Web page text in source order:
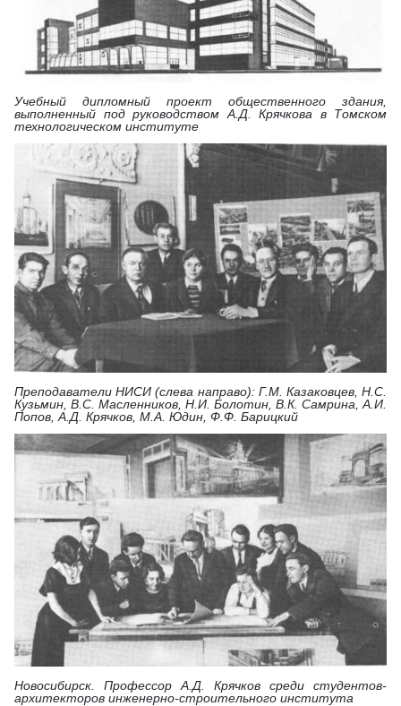
Учебный дипломный проект общественного здания,
выполненный под руководством А.Д. Крячкова в Томском
технологическом институте
Преподаватели НИСИ (слева направо): Г.М. Казаковцев, Н.С.
Кузьмин, В.С. Масленников, Н.И. Болотин, В.К. Самрина, А.И.
Попов, А.Д. Крячков, М.А. Юдин, Ф.Ф. Барицкий
Новосибирск. Профессор А.Д. Крячков среди студентов-
архитекторов инженерно-строительного института